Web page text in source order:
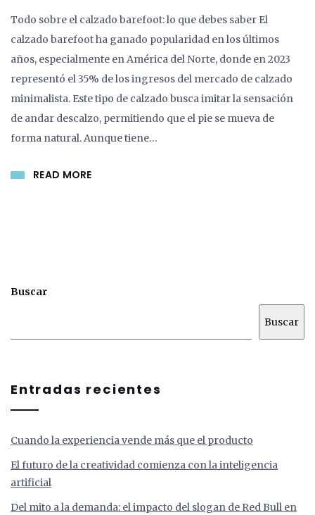
Todo sobre el calzado barefoot: lo que debes saber El
calzado barefoot ha ganado popularidad en los últimos
años, especialmente en América del Norte, donde en 2023
representó el 35% de los ingresos del mercado de calzado
minimalista. Este tipo de calzado busca imitar la sensación
de andar descalzo, permitiendo que el pie se mueva de
forma natural. Aunque tiene…
READ MORE
Buscar
Buscar
Entradas recientes
Cuando la experiencia vende más que el producto
El futuro de la creatividad comienza con la inteligencia
artificial
Del mito a la demanda: el impacto del slogan de Red Bull en